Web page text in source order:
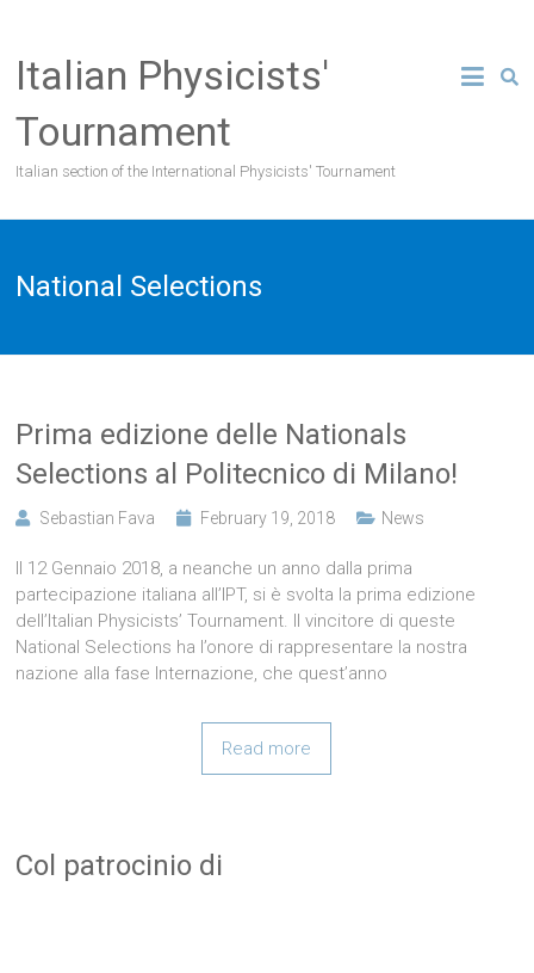
content
Italian Physicists'
Tournament
Italian section of the International Physicists' Tournament
National Selections
Prima edizione delle Nationals
Selections al Politecnico di Milano!
Sebastian Fava February 19, 2018 News
Il 12 Gennaio 2018, a neanche un anno dalla prima
partecipazione italiana all’IPT, si è svolta la prima edizione
dell’Italian Physicists’ Tournament. Il vincitore di queste
National Selections ha l’onore di rappresentare la nostra
nazione alla fase Internazione, che quest’anno
Read more
Col patrocinio di